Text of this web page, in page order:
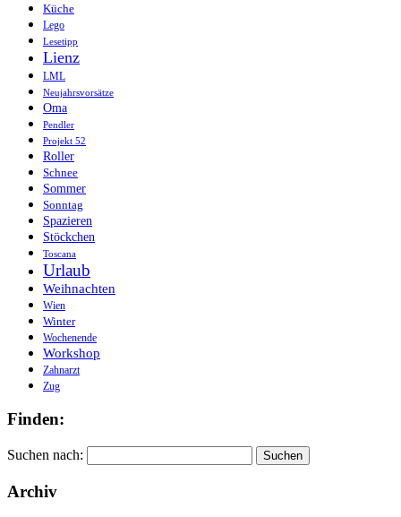
Küche
Lego
Lesetipp
Lienz
LML
Neujahrsvorsätze
Oma
Pendler
Projekt 52
Roller
Schnee
Sommer
Sonntag
Spazieren
Stöckchen
Toscana
Urlaub
Weihnachten
Wien
Winter
Wochenende
Workshop
Zahnarzt
Zug
Finden:
Suchen nach:
Archiv